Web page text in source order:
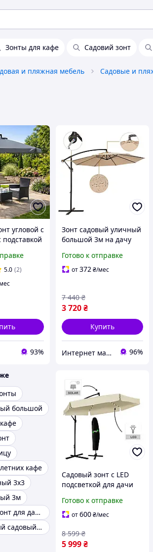
Зонты для кафе Садовий зонт
и пляжная мебель Садовые и
угловой с
5.0 (2)
93%
Зонт садовый уличный
большой 3м на дачу
наклоном Зонты от
солнца большие для
Готово к отправке
от372₴/мес
3 720₴
7 440 ₴
Купить
Интернет магазин «Tehnos» 🛒 Лучшие цены! 💯 Быстрая отправка! 🚀 96%
большой
кафе
3х3
3м
Уличный зонт для дачи
Квадратный садовый зонт
Садовый зонт с LED
подсветкой для дачи
уличный большой зонт
от солнца для кафе
Готово к отправке
от600₴/мес
5 999₴
8 599 ₴